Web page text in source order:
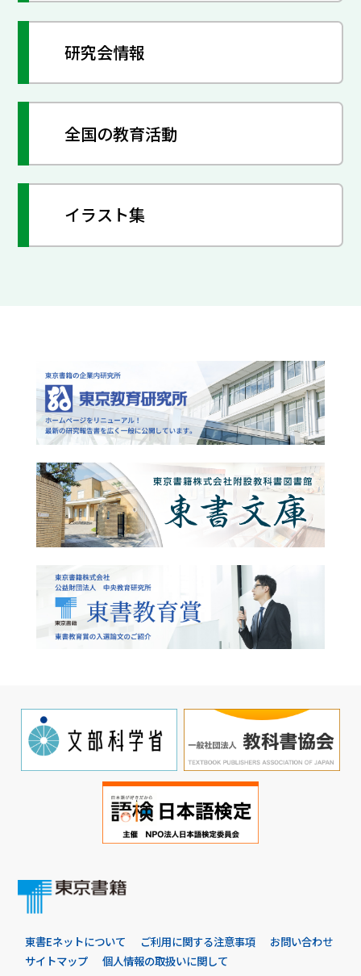
研究会情報
全国の教育活動
イラスト集
東書Eネットについて ご利用に関する注意事項
お問い合わせ
サイトマップ
個人情報の取扱いに関して